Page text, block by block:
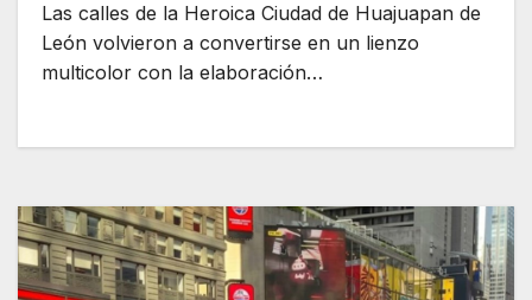
Las calles de la Heroica Ciudad de Huajuapan de
León volvieron a convertirse en un lienzo
multicolor con la elaboración…